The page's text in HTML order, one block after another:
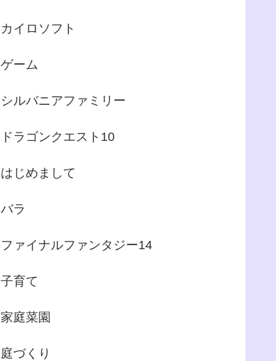
カイロソフト
ゲーム
シルバニアファミリー
ドラゴンクエスト10
はじめまして
バラ
ファイナルファンタジー14
子育て
家庭菜園
庭づくり